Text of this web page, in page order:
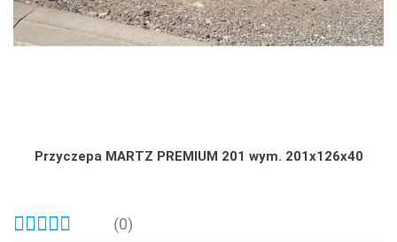
Przyczepa MARTZ PREMIUM 201 wym. 201x126x40
(0)